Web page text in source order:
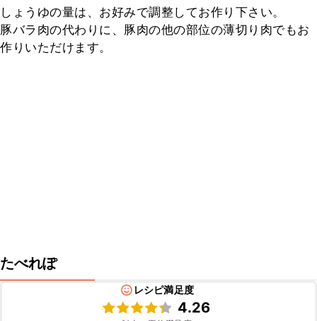
しょうゆの量は、お好みで調整してお作り下さい。
豚バラ肉の代わりに、豚肉の他の部位の薄切り肉でもお
作りいただけます。
たべれぽ
レシピ満足度
4.26